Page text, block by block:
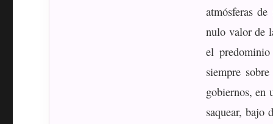
atmósferas
nulo valor de
el predominio
siempre
gobiernos, en
saquear, bajo